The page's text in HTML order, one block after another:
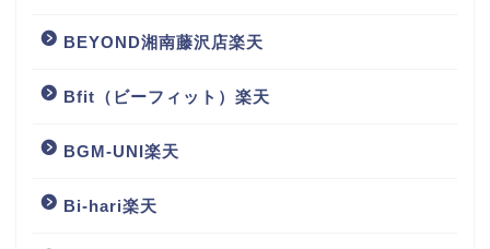
BEYOND湘南藤沢店楽天
Bfit（ビーフィット）楽天
BGM‐UNI楽天
Bi-hari楽天